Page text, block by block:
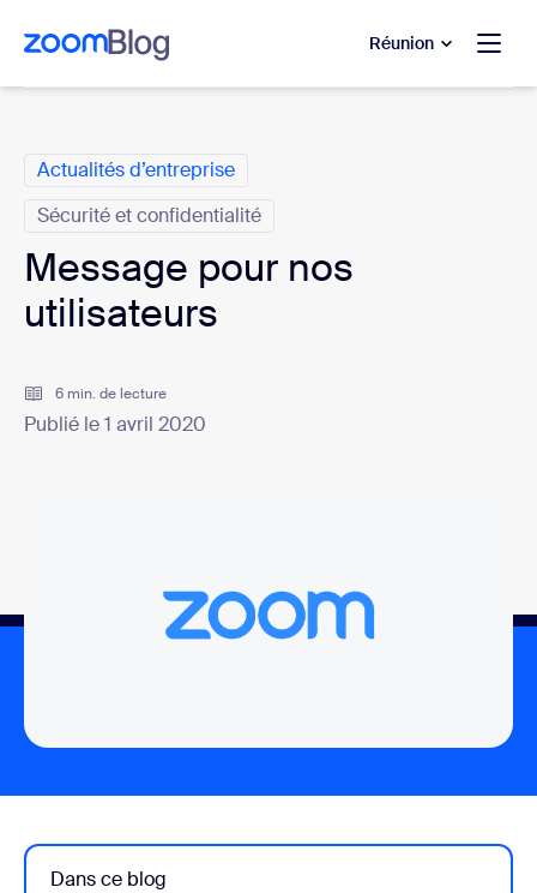
contenu principal
au chat d’aide
Réunion
Actualités d’entreprise
Sécurité et confidentialité
Message pour nos
utilisateurs
6 min. de lecture
Publié le 1 avril 2020
Dans ce blog